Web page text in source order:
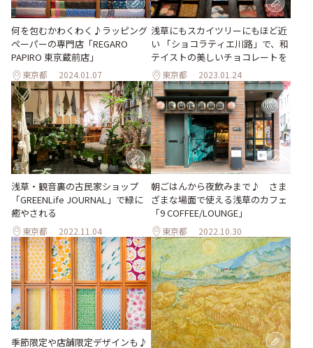
何を包むかわくわく♪ラッピング
ペーパーの専門店「REGARO
PAPIRO 東京蔵前店」
東京都 2024.01.07
浅草にもスカイツリーにもほど近
い 「ショコラティエ川路」で、和
テイストの美しいチョコレートを
東京都 2023.01.24
浅草・観音裏の古民家ショップ
「GREENLife JOURNAL」で緑に
癒やされる
東京都 2022.11.04
朝ごはんから夜飲みまで♪ さま
ざまな場面で使える浅草のカフェ
「9 COFFEE/LOUNGE」
東京都 2022.10.30
季節限定や店舗限定デザインも♪